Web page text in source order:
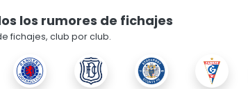
los rumores de fichajes
fichajes, club por club.